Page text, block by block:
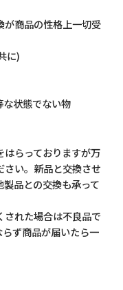
が商品の性格上一切受
に)
状態でない物
らっておりますが万
い。新品と交換させ
品との交換も承って
された場合は不良品で
ず商品が届いたら一